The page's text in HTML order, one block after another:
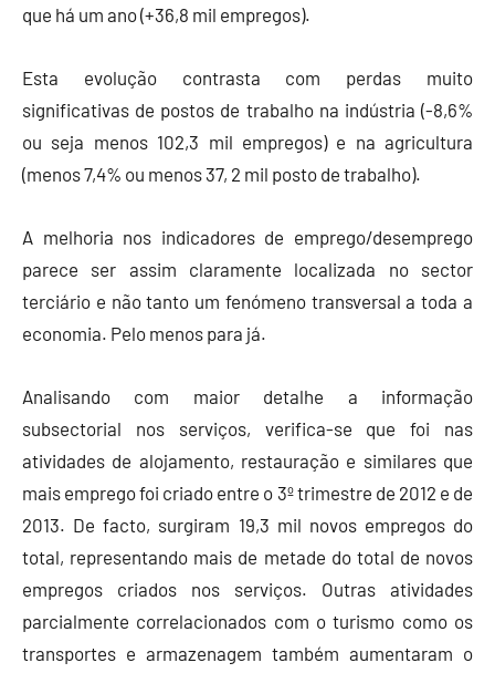
que há um ano (+36,8 mil empregos).
Esta evolução contrasta com perdas muito
significativas de postos de trabalho na indústria (-8,6%
ou seja menos 102,3 mil empregos) e na agricultura
(menos 7,4% ou menos 37, 2 mil posto de trabalho).
A melhoria nos indicadores de emprego/desemprego
parece ser assim claramente localizada no sector
terciário e não tanto um fenómeno transversal a toda a
economia. Pelo menos para já.
Analisando com maior detalhe a informação
subsectorial nos serviços, verifica-se que foi nas
atividades de alojamento, restauração e similares que
mais emprego foi criado entre o 3º trimestre de 2012 e de
2013. De facto, surgiram 19,3 mil novos empregos do
total, representando mais de metade do total de novos
empregos criados nos serviços. Outras atividades
parcialmente correlacionados com o turismo como os
transportes e armazenagem também aumentaram o